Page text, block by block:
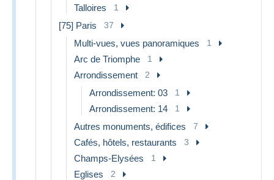
Talloires 1
[75] Paris 37
Multi-vues, vues panoramiques 1
Arc de Triomphe 1
Arrondissement 2
Arrondissement: 03 1
Arrondissement: 14 1
Autres monuments, édifices 7
Cafés, hôtels, restaurants 3
Champs-Elysées 1
Eglises 2